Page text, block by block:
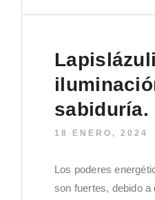
sabiduría.
18 ENERO, 2024
Los poderes
son fuertes, debido a